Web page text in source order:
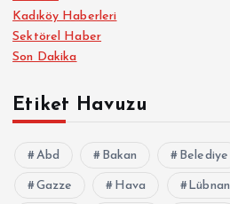
Kadıköy Haberleri
Sektörel Haber
Son Dakika
Etiket Havuzu
Abd Bakan Belediye
Gazze Hava Lübnan